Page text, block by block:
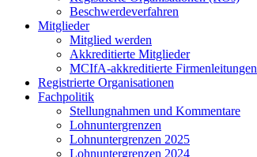
Beschwerdeverfahren
Mitglieder
Mitglied werden
Akkreditierte Mitglieder
MCIfA-akkreditierte Firmenleitungen
Registrierte Organisationen
Fachpolitik
Stellungnahmen und Kommentare
Lohnuntergrenzen
Lohnuntergrenzen 2025
Lohnuntergrenzen 2024